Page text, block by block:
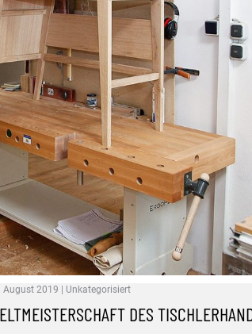
August 2019 Unkategorisiert
DES